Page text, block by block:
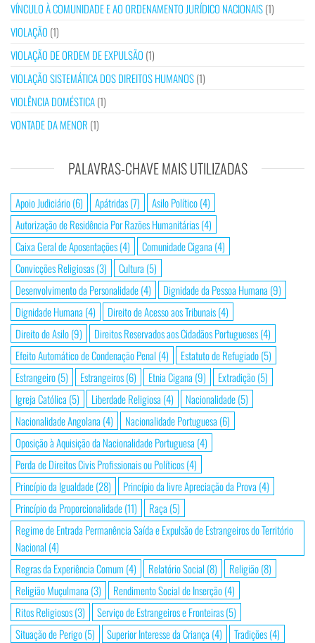
VÍNCULO À COMUNIDADE E AO ORDENAMENTO JURÍDICO NACIONAIS(1)
VIOLAÇÃO (1)
VIOLAÇÃO DE ORDEM DE EXPULSÃO (1)
VIOLAÇÃO SISTEMÁTICA DOS DIREITOS HUMANOS(1)
VIOLÊNCIA DOMÉSTICA(1)
VONTADE DA MENOR (1)
PALAVRAS-CHAVE MAIS UTILIZADAS
Apoio Judiciário(6) Apátridas(7) Asilo Político(4)
Autorização de Residência Por Razões Humanitárias(4)
Caixa Geral de Aposentações(4) Comunidade Cigana (4)
Convicções Religiosas(3) Cultura (5)
Desenvolvimento da Personalidade(4) Dignidade da Pessoa Humana (9)
Dignidade Humana (4) Direito de Acesso aos Tribunais(4)
Direito de Asilo(9) Direitos Reservados aos Cidadãos Portugueses(4)
Efeito Automático de Condenação Penal (4) Estatuto de Refugiado(5)
Estrangeiro(5) Estrangeiros(6) Etnia Cigana (9) Extradição(5)
Igreja Católica (5) Liberdade Religiosa (4) Nacionalidade(5)
Nacionalidade Angolana (4) Nacionalidade Portuguesa (6)
Oposição à Aquisição da Nacionalidade Portuguesa (4)
Perda de Direitos Civis Profissionais ou Políticos(4)
Princípio da Igualdade(28) Princípio da livre Apreciação da Prova (4)
Princípio da Proporcionalidade(11) Raça (5)
Regime de Entrada Permanência Saída e Expulsão de Estrangeiros do Território
Nacional (4)
Regras da Experiência Comum (4) Relatório Social (8) Religião(8)
Religião Muçulmana (3) Rendimento Social de Inserção(4)
Ritos Religiosos(3) Serviço de Estrangeiros e Fronteiras(5)
Situação de Perigo(5) Superior Interesse da Criança (4) Tradições(4)